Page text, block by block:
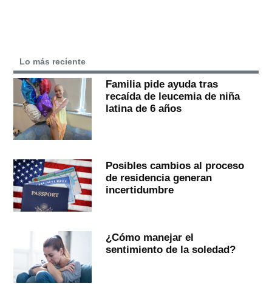
Lo más reciente
Familia pide ayuda tras
recaída de leucemia de niña
latina de 6 años
Posibles cambios al proceso
de residencia generan
incertidumbre
¿Cómo manejar el
sentimiento de la soledad?